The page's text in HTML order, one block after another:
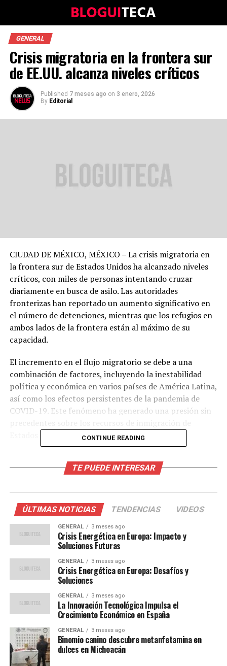
GENERAL
Crisis migratoria en la frontera sur
de EE.UU. alcanza niveles críticos
Published 7 meses ago on 3 enero, 2026
By Editorial
CIUDAD DE MÉXICO, MÉXICO – La crisis migratoria en
la frontera sur de Estados Unidos ha alcanzado niveles
críticos, con miles de personas intentando cruzar
diariamente en busca de asilo. Las autoridades
fronterizas han reportado un aumento significativo en
el número de detenciones, mientras que los refugios en
ambos lados de la frontera están al máximo de su
capacidad.
El incremento en el flujo migratorio se debe a una
combinación de factores, incluyendo la inestabilidad
política y económica en varios países de América Latina,
así como los efectos persistentes de la pandemia de
COVID-19. Este fenómeno ha generado una presión sin
Factores detrás del aumento
La violencia y la pobreza en países como Honduras, El
Salvador y Guatemala continúan siendo los principales
motores de la migración hacia el norte. Según datos de
la Organización Internacional para las Migraciones, más
del 60% de los migrantes que llegan a la frontera sur
provienen de estos países.
Además, el cambio climático ha exacerbado las
condiciones de vida en estas regiones, con sequías
prolongadas y desastres naturales que han destruido
cultivos y dejado a miles sin hogar. Un informe reciente
de la ONU destaca que el cambio climático podría
desplazar a más de 200 millones de personas para 2050
si no se toman medidas urgentes.
CONTINUE READING
TE PUEDE INTERESAR
ÚLTIMAS NOTICIAS TENDENCIAS VIDEOS
GENERAL 3 meses ago
Crisis Energética en Europa: Impacto y
Soluciones Futuras
GENERAL 3 meses ago
Crisis Energética en Europa: Desafíos y
Soluciones
GENERAL 3 meses ago
La Innovación Tecnológica Impulsa el
Crecimiento Económico en España
GENERAL 3 meses ago
Binomio canino descubre metanfetamina en
dulces en Michoacán